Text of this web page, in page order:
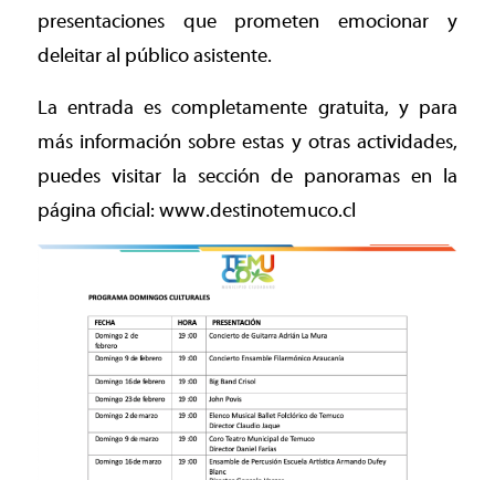
presentaciones que prometen emocionar y
deleitar al público asistente.
La entrada es completamente gratuita, y para
más información sobre estas y otras actividades,
puedes visitar la sección de panoramas en la
página oficial: www.destinotemuco.cl